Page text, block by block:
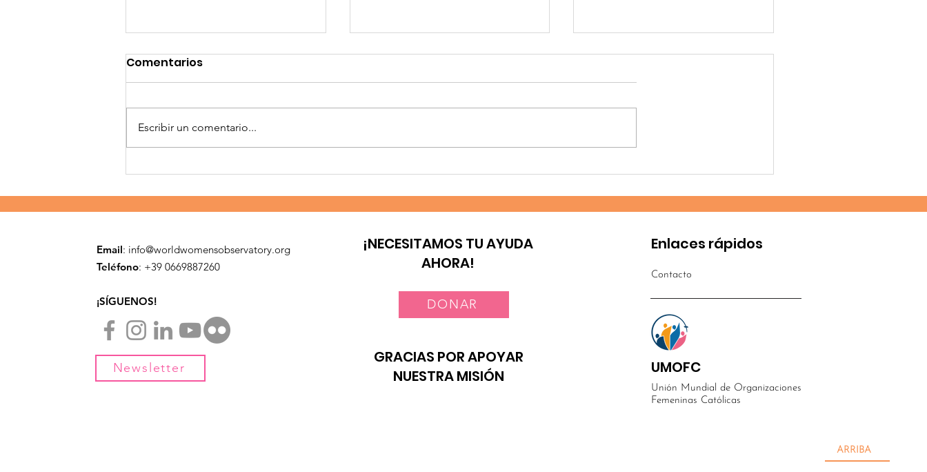
La migración y
Construyendo familias
Un camino de esperanza
Deep Sea
Comentarios
Escribir un comentario...
Email: info@worldwomensobservatory.org
Teléfono: ​+39 0669887260
¡SÍGUENOS!
Newsletter
¡NECESITAMOS TU AYUDA
AHORA!
DONAR
GRACIAS POR APOYAR
NUESTRA MISIÓN
Enlaces rápidos
Contacto
UMOFC
Unión Mundial de Organizaciones
Femeninas Católicas
ARRIBA